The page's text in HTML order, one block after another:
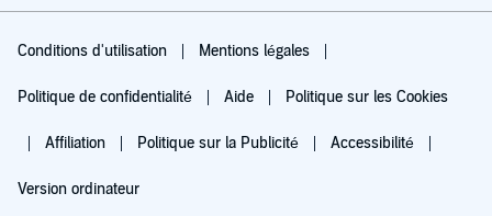
Conditions d'utilisation Mentions légales
Politique de confidentialité Aide Politique sur les Cookies
Affiliation Politique sur la Publicité Accessibilité
Version ordinateur